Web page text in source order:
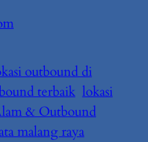
outbound di
terbaik lokasi
& Outbound
malang raya